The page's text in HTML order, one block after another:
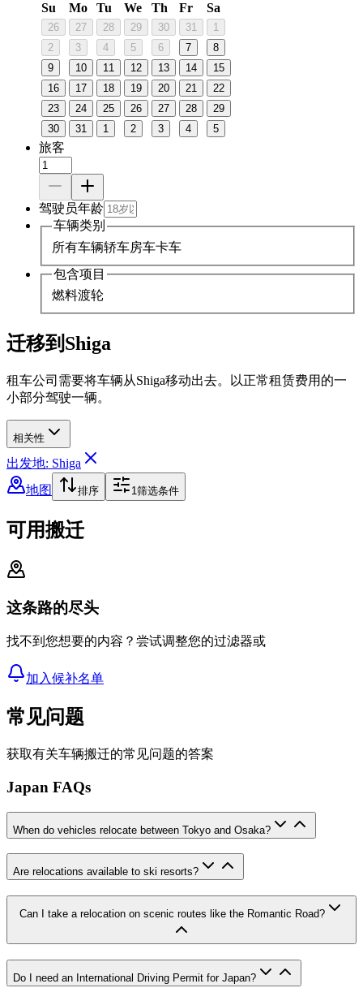
Su
Mo Tu We Th Fr Sa
26 27 28 29 30 31
1
2
3 4 5 6 7
8
9
10 11 12 13 14
15
16
17 18 19 20 21
22
23
24 25 26 27 28
29
30
31 1 2 3 4 5
旅客
驾驶员年龄
车辆类别
所有车辆轿车房车卡车
包含项目
燃料渡轮
迁移到Shiga
租车公司需要将车辆从Shiga移动出去。以正常租赁费用的一
小部分驾驶一辆。
相关性
出发地: Shiga
地图
排序 1筛选条件
可用搬迁
这条路的尽头
找不到您想要的内容？尝试调整您的过滤器或
加入候补名单
常见问题
获取有关车辆搬迁的常见问题的答案
Japan FAQs
When do vehicles relocate between Tokyo and Osaka?
Are relocations available to ski resorts?
Can I take a relocation on scenic routes like the Romantic Road?
Do I need an International Driving Permit for Japan?